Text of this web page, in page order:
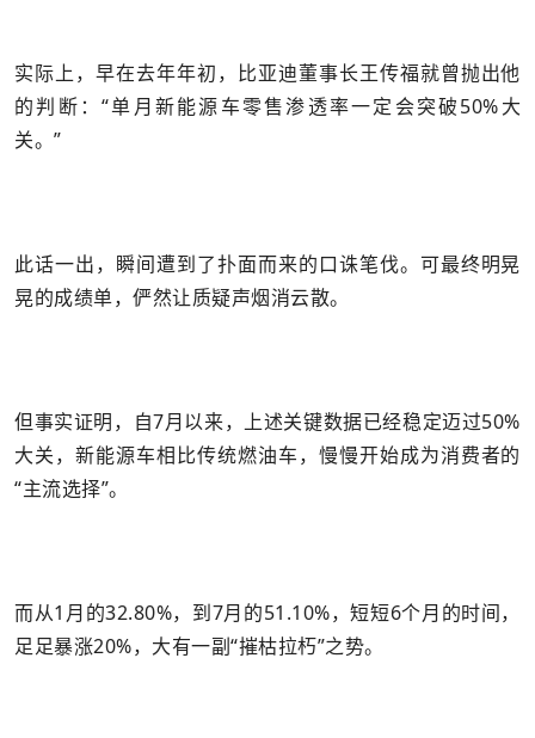
实际上，早在去年年初，比亚迪董事长王传福就曾抛出他
的判断：“单月新能源车零售渗透率一定会突破50%大
关。”
此话一出，瞬间遭到了扑面而来的口诛笔伐。可最终明晃
晃的成绩单，俨然让质疑声烟消云散。
但事实证明，自7月以来，上述关键数据已经稳定迈过50%
大关，新能源车相比传统燃油车，慢慢开始成为消费者的
“主流选择”。
而从1月的32.80%，到7月的51.10%，短短6个月的时间，
足足暴涨20%，大有一副“摧枯拉朽”之势。